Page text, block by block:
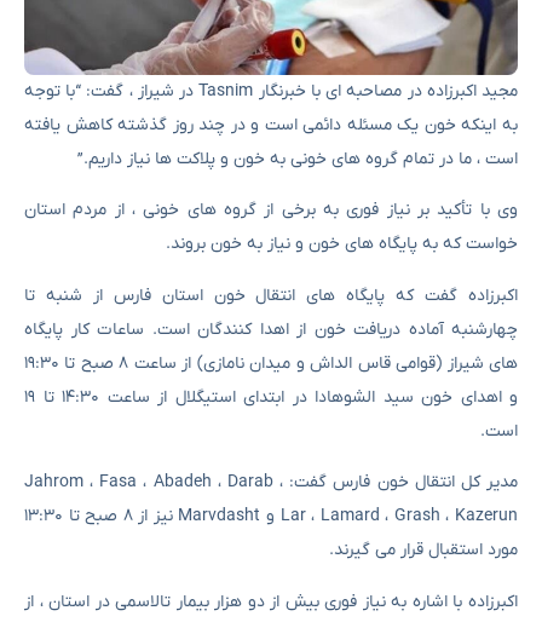
مجید اکبرزاده در مصاحبه ای با خبرنگار Tasnim در شیراز ، گفت: “با توجه
به اینکه خون یک مسئله دائمی است و در چند روز گذشته کاهش یافته
است ، ما در تمام گروه های خونی به خون و پلاکت ها نیاز داریم.”
وی با تأکید بر نیاز فوری به برخی از گروه های خونی ، از مردم استان
خواست که به پایگاه های خون و نیاز به خون بروند.
اکبرزاده گفت که پایگاه های انتقال خون استان فارس از شنبه تا
چهارشنبه آماده دریافت خون از اهدا کنندگان است. ساعات کار پایگاه
های شیراز (قوامی قاس الداش و میدان نامازی) از ساعت ۸ صبح تا ۱۹:۳۰
و اهدای خون سید الشوهادا در ابتدای استیگلال از ساعت ۱۴:۳۰ تا ۱۹
است.
مدیر کل انتقال خون فارس گفت: Jahrom ، Fasa ، Abadeh ، Darab ،
Lar ، Lamard ، Grash ، Kazerun و Marvdasht نیز از ۸ صبح تا ۱۳:۳۰
مورد استقبال قرار می گیرند.
اکبرزاده با اشاره به نیاز فوری بیش از دو هزار بیمار تالاسمی در استان ، از